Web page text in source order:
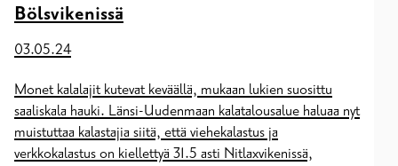
Bölsvikenissä
03.05.24
Monet kalalajit kutevat keväällä, mukaan lukien suosittu
saaliskala hauki. Länsi-Uudenmaan kalatalousalue haluaa nyt
muistuttaa kalastajia siitä, että viehekalastus ja
verkkokalastus on kiellettyä 31.5 asti Nitlaxvikenissä,